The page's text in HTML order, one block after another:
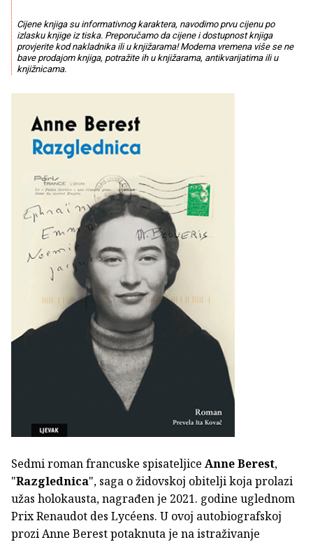
Cijene knjiga su informativnog karaktera, navodimo prvu cijenu po
izlasku knjige iz tiska. Preporučamo da cijene i dostupnost knjiga
provjerite kod nakladnika ili u knjižarama! Moderna vremena više se ne
bave prodajom knjiga, potražite ih u knjižarama, antikvarijatima ili u
knjižnicama.
Sedmi roman francuske spisateljice Anne Berest,
"Razglednica", saga o židovskoj obitelji koja prolazi
užas holokausta, nagrađen je 2021. godine uglednom
Prix Renaudot des Lycéens. U ovoj autobiografskoj
prozi Anne Berest potaknuta je na istraživanje